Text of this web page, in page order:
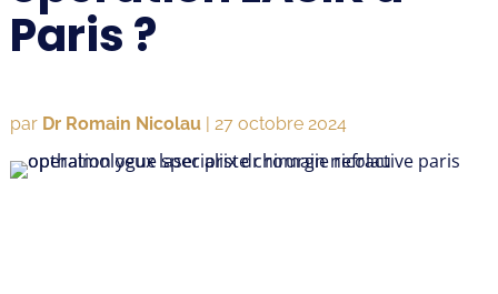
Paris ?
par Dr Romain Nicolau| 27 octobre 2024